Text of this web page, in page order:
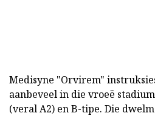
Medisyne "Orvirem"
aanbeveel in die vroeë
(veral A2) en B-tipe. Die